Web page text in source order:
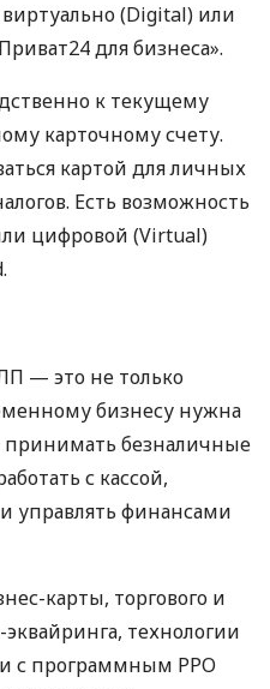
(Digital) или
для бизнеса».
к текущему
карточному счету.
картой для личных
Есть возможность
цифровой (Virtual)
— это не только
бизнесу нужна
принимать безналичные
с кассой,
управлять финансами
карты, торгового и
технологии
с программным РРО